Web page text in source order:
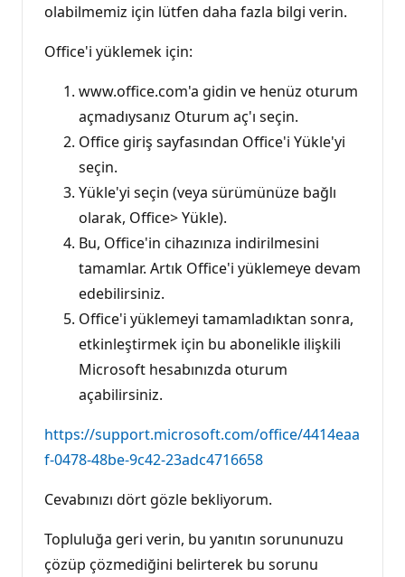
olabilmemiz için lütfen daha fazla bilgi verin.
Office'i yüklemek için:
www.office.com'a gidin ve henüz oturum
açmadıysanız Oturum aç'ı seçin.
Office giriş sayfasından Office'i Yükle'yi
seçin.
Yükle'yi seçin (veya sürümünüze bağlı
olarak, Office> Yükle).
Bu, Office'in cihazınıza indirilmesini
tamamlar. Artık Office'i yüklemeye devam
edebilirsiniz.
Office'i yüklemeyi tamamladıktan sonra,
etkinleştirmek için bu abonelikle ilişkili
Microsoft hesabınızda oturum
açabilirsiniz.
https://support.microsoft.com/office/4414eaa
f-0478-48be-9c42-23adc4716658
Cevabınızı dört gözle bekliyorum.
Topluluğa geri verin, bu yanıtın sorununuzu
çözüp çözmediğini belirterek bu sorunu